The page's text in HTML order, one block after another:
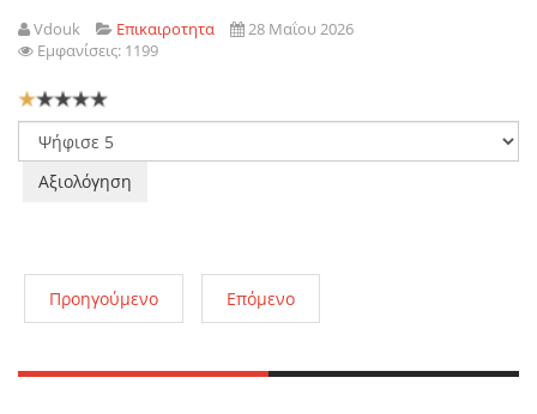
Vdouk Επικαιροτητα
28 Μαΐου 2026
Εμφανίσεις: 1199
Αξιολόγηση
Χρήστη:1/5
Παρακαλώ
αξιολογήστε
Προηγούμενο Επόμενο